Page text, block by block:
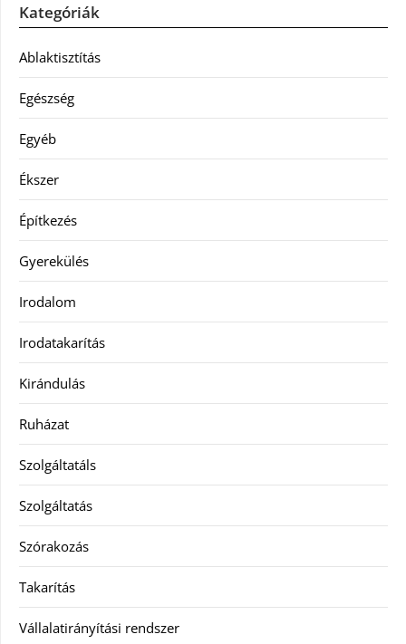
Kategóriák
Ablaktisztítás
Egészség
Egyéb
Ékszer
Építkezés
Gyerekülés
Irodalom
Irodatakarítás
Kirándulás
Ruházat
Szolgáltatáls
Szolgáltatás
Szórakozás
Takarítás
Vállalatirányítási rendszer